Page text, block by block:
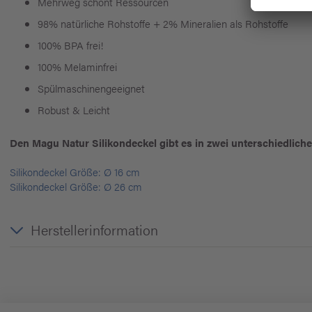
98% natürliche Rohstoffe + 2% Mineralien als Rohstoffe
100% BPA frei!
100% Melaminfrei
Spülmaschinengeeignet
Robust & Leicht
Den Magu Natur Silikondeckel gibt es in zwei
Silikondeckel Größe: Ø 16 cm
Silikondeckel Größe: Ø 26 cm
Herstellerinformation